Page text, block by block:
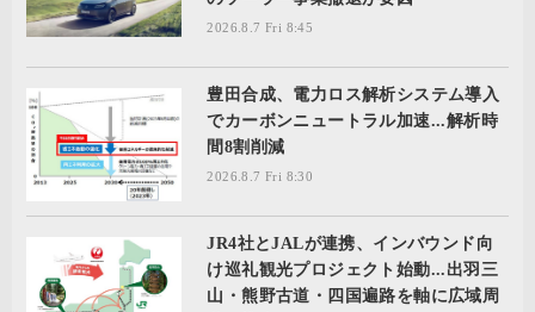
2026.8.7 Fri 8:45
豊田合成、電力ロス解析システム導入
でカーボンニュートラル加速...解析時
間8割削減
2026.8.7 Fri 8:30
JR4社とJALが連携、インバウンド向
け巡礼観光プロジェクト始動...出羽三
山・熊野古道・四国遍路を軸に広域周